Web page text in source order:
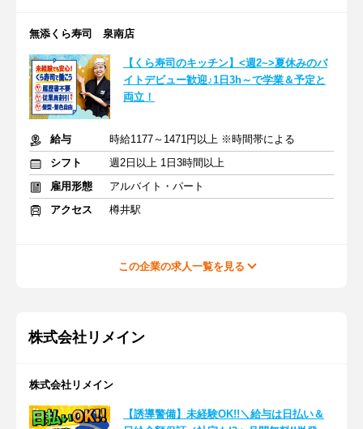
無添くら寿司 泉南店
【くら寿司のキッチン】<週2~>夏休みのバ
イトデビュー歓迎♪1日3h～で学業＆予定と
両立！
給与
時給1177～1471円以上 ※時間帯による
シフト
週2日以上 1日3時間以上
雇用形態
アルバイト・パート
アクセス
樽井駅
この企業の求人一覧を見る
株式会社リメイン
株式会社リメイン
【誘導警備】未経験OK!!＼給与は日払い＆